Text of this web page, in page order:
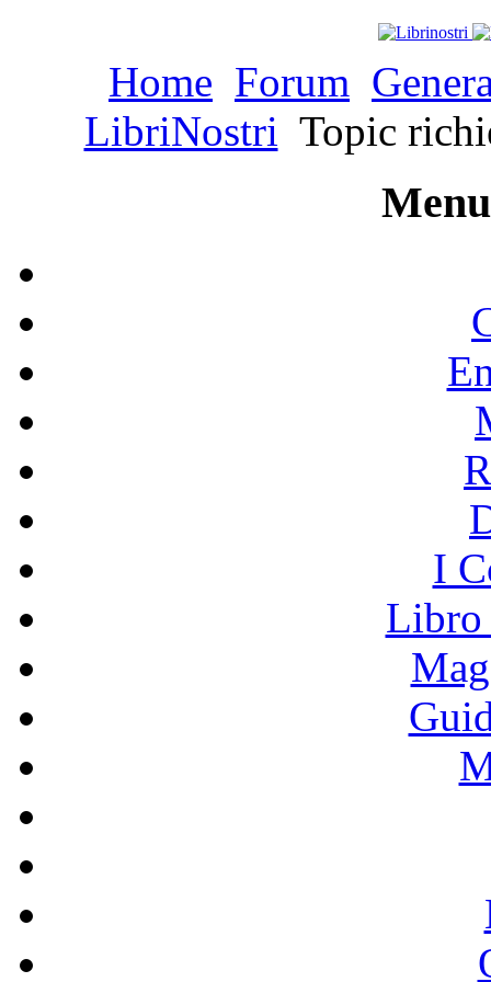
Home Forum
LibriNostri Topic
I
Libro